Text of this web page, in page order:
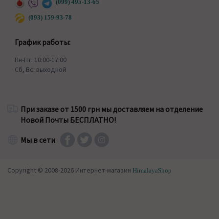
(099) 495-13-65
(093) 159-93-78
График работы:
Пн-Пт: 10:00-17:00
Сб, Вс: выходной
При заказе от 1500 грн мы доставляем на отделение
Новой Почты БЕСПЛАТНО!
Мы в сети
Copyright © 2008-2026 Интернет-магазин HimalayaShop